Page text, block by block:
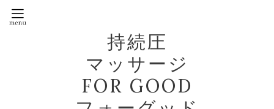
持続圧
マッサージ
FOR GOOD